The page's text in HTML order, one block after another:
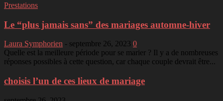
Prestations
Le “plus jamais sans” des mariages automne-hiver
Laura Symphorien - septembre 26, 2023 0
Quelle est la meilleure période pour se marier ? Il y a de nombreuses
réponses possibles à cette question, car chaque couple devrait être...
choisis l’un de ces lieux de mariage